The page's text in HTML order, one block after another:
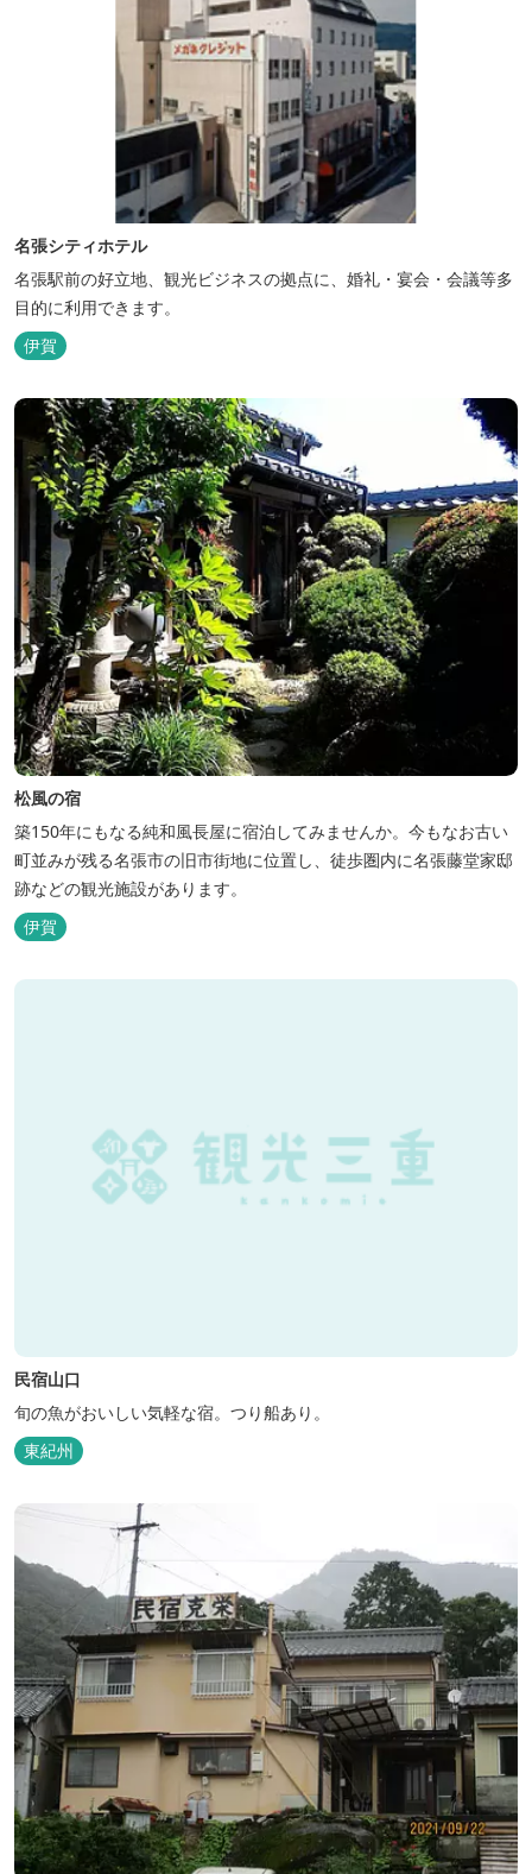
名張シティホテル
名張駅前の好立地、観光ビジネスの拠点に、婚礼・宴会・会議等多
目的に利用できます。
伊賀
松風の宿
築150年にもなる純和風長屋に宿泊してみませんか。今もなお古い
町並みが残る名張市の旧市街地に位置し、徒歩圏内に名張藤堂家邸
跡などの観光施設があります。
伊賀
民宿山口
旬の魚がおいしい気軽な宿。つり船あり。
東紀州